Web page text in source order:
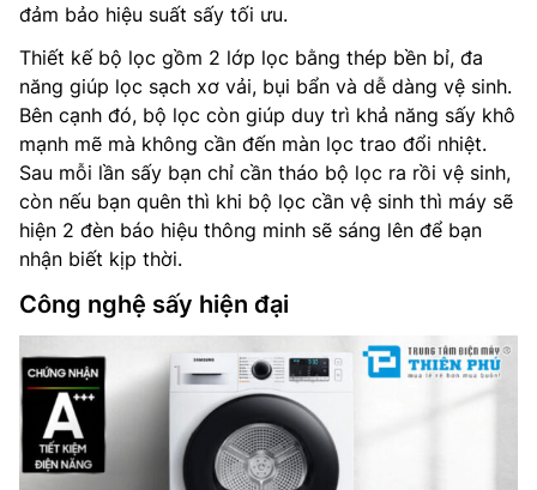
đảm bảo hiệu suất sấy tối ưu.
Thiết kế bộ lọc gồm 2 lớp lọc bằng thép bền bỉ, đa
năng giúp lọc sạch xơ vải, bụi bẩn và dễ dàng vệ sinh.
Bên cạnh đó, bộ lọc còn giúp duy trì khả năng sấy khô
mạnh mẽ mà không cần đến màn lọc trao đổi nhiệt.
Sau mỗi lần sấy bạn chỉ cần tháo bộ lọc ra rồi vệ sinh,
còn nếu bạn quên thì khi bộ lọc cần vệ sinh thì máy sẽ
hiện 2 đèn báo hiệu thông minh sẽ sáng lên để bạn
nhận biết kịp thời.
Công nghệ sấy hiện đại